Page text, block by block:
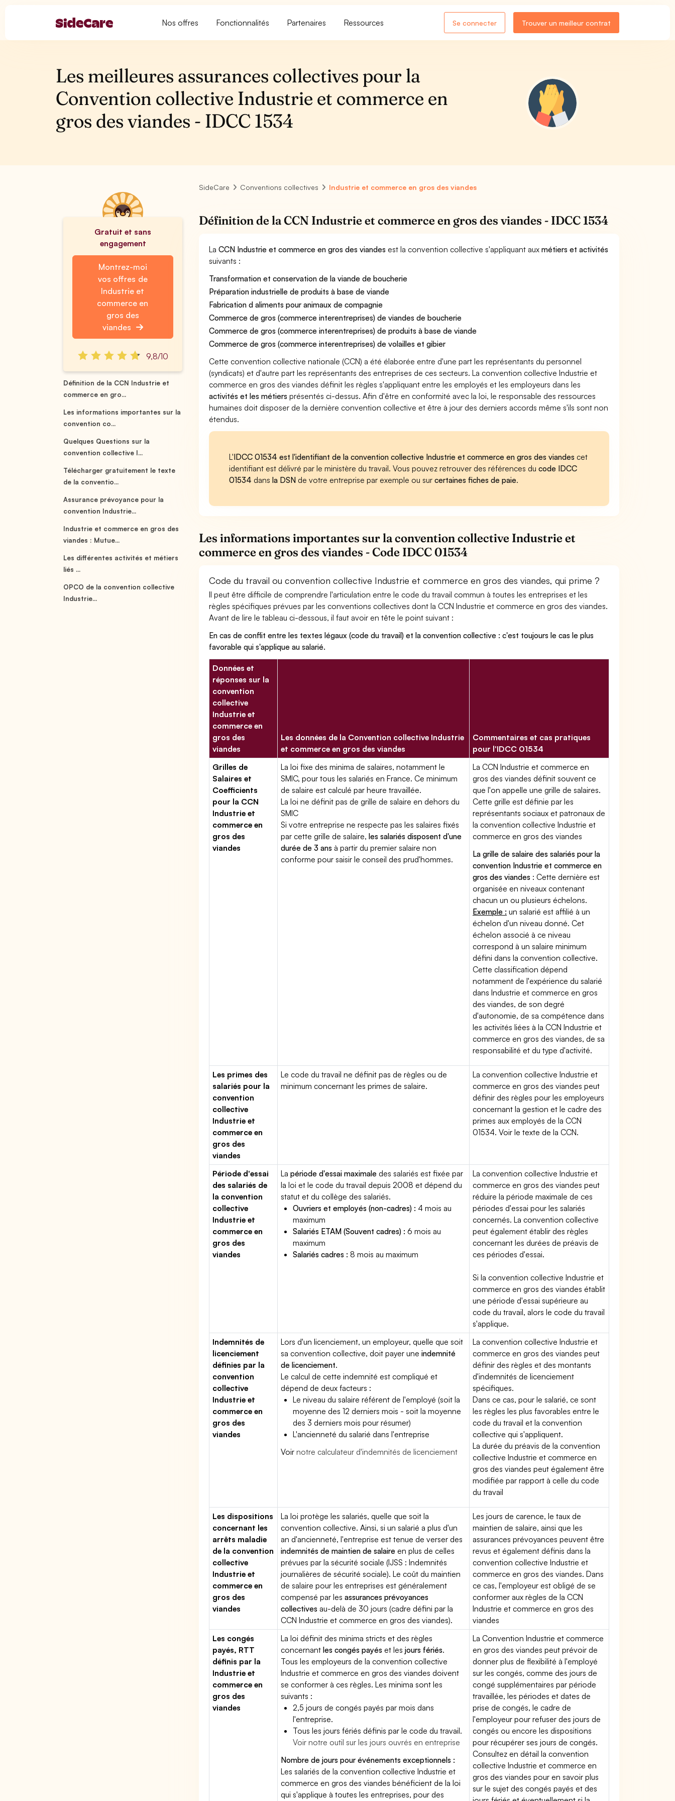
Nos offres Fonctionnalités Partenaires Ressources Se connecter Trouver un meilleur contrat
Les meilleures assurances collectives pour la
Convention collective Industrie et commerce en
gros des viandes - IDCC 1534
Gratuit et sans
engagement
Montrez-moi
vos offres de
Industrie et
commerce en
gros des
viandes
9,8/10
Définition de la CCN Industrie et
commerce en gro...
Les informations importantes sur la
convention co...
Quelques Questions sur la
convention collective I...
Télécharger gratuitement le texte
de la conventio...
Assurance prévoyance pour la
convention Industrie...
Industrie et commerce en gros des
viandes : Mutue...
Les différentes activités et métiers
liés ...
OPCO de la convention collective
Industrie...
SideCare Conventions collectives Industrie et commerce en gros des viandes
Définition de la CCN Industrie et commerce en gros des viandes - IDCC 1534
LaCCN Industrie et commerce en gros des viandes est la convention collective s'appliquant auxmétiers et activités
suivants :
Transformation et conservation de la viande de boucherie
Préparation industrielle de produits à base de viande
Fabrication d aliments pour animaux de compagnie
Commerce de gros (commerce interentreprises) de viandes de boucherie
Commerce de gros (commerce interentreprises) de produits à base de viande
Commerce de gros (commerce interentreprises) de volailles et gibier
Cette convention collective nationale (CCN) a été élaborée entre d'une part les représentants du personnel
(syndicats) et d'autre part les représentants des entreprises de ces secteurs. La convention collective Industrie et
commerce en gros des viandes définit les règles s'appliquant entre les employés et les employeurs dans les
activités et les métiers présentés ci-dessus. Afin d'être en conformité avec la loi, le responsable des ressources
humaines doit disposer de la dernière convention collective et être à jour des derniers accords même s'ils sont non
étendus.
L'IDCC 01534 est l'identifiant de la convention collective Industrie et commerce en gros des viandes cet
identifiant est délivré par le ministère du travail. Vous pouvez retrouver des références ducode IDCC
01534 dansla DSN de votre entreprise par exemple ou surcertaines fiches de paie.
Les informations importantes sur la convention collective Industrie et
commerce en gros des viandes - Code IDCC 01534
Code du travail ou convention collective Industrie et commerce en gros des viandes, qui prime ?
Il peut être difficile de comprendre l'articulation entre le code du travail commun à toutes les entreprises et les
règles spécifiques prévues par les conventions collectives dont la CCN Industrie et commerce en gros des viandes.
Avant de lire le tableau ci-dessous, il faut avoir en tête le point suivant :
En cas de conflit entre les textes légaux (code du travail) et la convention collective : c'est toujours le cas le plus
favorable qui s'applique au salarié.
Données et
réponses sur la
convention
collective
Industrie et
commerce en
gros des
viandes
Les données de la Convention collective Industrie
et commerce en gros des viandes
Commentaires et cas pratiques
pour l'IDCC 01534
Grilles de
Salaires et
Coefficients
pour la CCN
Industrie et
commerce en
gros des
viandes
La loi fixe des minima de salaires, notamment le
SMIC, pour tous les salariés en France. Ce minimum
de salaire est calculé par heure travaillée.
La loi ne définit pas de grille de salaire en dehors du
SMIC
Si votre entreprise ne respecte pas les salaires fixés
par cette grille de salaire,les salariés disposent d'une
durée de 3 ans à partir du premier salaire non
conforme pour saisir le conseil des prud'hommes.
La CCN Industrie et commerce en
gros des viandes définit souvent ce
que l'on appelle une grille de salaires.
Cette grille est définie par les
représentants sociaux et patronaux de
la convention collective Industrie et
commerce en gros des viandes
La grille de salaire des salariés pour la
convention Industrie et commerce en
gros des viandes : Cette dernière est
organisée en niveaux contenant
chacun un ou plusieurs échelons.
Exemple : un salarié est affilié à un
échelon d'un niveau donné. Cet
échelon associé à ce niveau
correspond à un salaire minimum
défini dans la convention collective.
Cette classification dépend
notamment de l'expérience du salarié
dans Industrie et commerce en gros
des viandes, de son degré
d'autonomie, de sa compétence dans
les activités liées à la CCN Industrie et
commerce en gros des viandes, de sa
responsabilité et du type d'activité.
Les primes des
salariés pour la
convention
collective
Industrie et
commerce en
gros des
viandes
Le code du travail ne définit pas de règles ou de
minimum concernant les primes de salaire.
La convention collective Industrie et
commerce en gros des viandes peut
définir des règles pour les employeurs
concernant la gestion et le cadre des
primes aux employés de la CCN
01534. Voir le texte de la CCN.
Période d'essai
des salariés de
la convention
collective
Industrie et
commerce en
gros des
viandes
Lapériode d'essai maximale des salariés est fixée par
la loi et le code du travail depuis 2008 et dépend du
statut et du collège des salariés.
Ouvriers et employés (non-cadres) : 4 mois au
maximum
Salariés ETAM (Souvent cadres) : 6 mois au
maximum
Salariés cadres : 8 mois au maximum
La convention collective Industrie et
commerce en gros des viandes peut
réduire la période maximale de ces
périodes d'essai pour les salariés
concernés. La convention collective
peut également établir des règles
concernant les durées de préavis de
ces périodes d'essai.
Si la convention collective Industrie et
commerce en gros des viandes établit
une période d'essai supérieure au
code du travail, alors le code du travail
s'applique.
Indemnités de
licenciement
définies par la
convention
collective
Industrie et
commerce en
gros des
viandes
Lors d'un licenciement, un employeur, quelle que soit
sa convention collective, doit payer uneindemnité
de licenciement.
Le calcul de cette indemnité est compliqué et
dépend de deux facteurs :
Le niveau du salaire référent de l'employé (soit la
moyenne des 12 derniers mois - soit la moyenne
des 3 derniers mois pour résumer)
L'ancienneté du salarié dans l'entreprise
Voirnotre calculateur d'indemnités de licenciement
La convention collective Industrie et
commerce en gros des viandes peut
définir des règles et des montants
d'indemnités de licenciement
spécifiques.
Dans ce cas, pour le salarié, ce sont
les règles les plus favorables entre le
code du travail et la convention
collective qui s'appliquent.
La durée du préavis de la convention
collective Industrie et commerce en
gros des viandes peut également être
modifiée par rapport à celle du code
du travail
Les dispositions
concernant les
arrêts maladie
de la convention
collective
Industrie et
commerce en
gros des
viandes
La loi protège les salariés, quelle que soit la
convention collective. Ainsi, si un salarié a plus d'un
an d'ancienneté, l'entreprise est tenue de verser des
indemnités de maintien de salaire en plus de celles
prévues par la sécurité sociale (IJSS : Indemnités
journalières de sécurité sociale). Le coût du maintien
de salaire pour les entreprises est généralement
compensé par lesassurances prévoyances
collectives au-delà de 30 jours (cadre défini par la
CCN Industrie et commerce en gros des viandes).
Les jours de carence, le taux de
maintien de salaire, ainsi que les
assurances prévoyances peuvent être
revus et également définis dans la
convention collective Industrie et
commerce en gros des viandes. Dans
ce cas, l'employeur est obligé de se
conformer aux règles de la CCN
Industrie et commerce en gros des
viandes
Les congés
payés, RTT
définis par la
Industrie et
commerce en
gros des
viandes
La loi définit des minima stricts et des règles
concernantles congés payés et lesjours fériés.
Tous les employeurs de la convention collective
Industrie et commerce en gros des viandes doivent
se conformer à ces règles. Les minima sont les
suivants :
2,5 jours de congés payés par mois dans
l'entreprise.
Tous les jours fériés définis par le code du travail.
Voir notre outil sur les jours ouvrés en entreprise
Nombre de jours pour événements exceptionnels :
Les salariés de la convention collective Industrie et
commerce en gros des viandes bénéficient de la loi
qui s'applique à toutes les entreprises, pour des
La Convention Industrie et commerce
en gros des viandes peut prévoir de
donner plus de flexibilité à l'employé
sur les congés, comme des jours de
congé supplémentaires par période
travaillée, les périodes et dates de
prise de congés, le cadre de
l'employeur pour refuser des jours de
congés ou encore les dispositions
pour récupérer ses jours de congés.
Consultez en détail la convention
collective Industrie et commerce en
gros des viandes pour en savoir plus
sur le sujet des congés payés et des